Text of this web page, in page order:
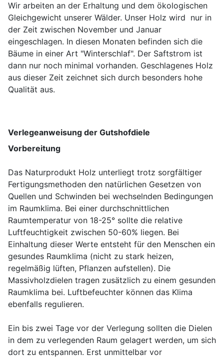
Wir arbeiten an der Erhaltung und dem ökologischen
Gleichgewicht unserer Wälder. Unser Holz wird nur in
der Zeit zwischen November und Januar
eingeschlagen. In diesen Monaten befinden sich die
Bäume in einer Art "Winterschlaf". Der Saftstrom ist
dann nur noch minimal vorhanden. Geschlagenes Holz
aus dieser Zeit zeichnet sich durch besonders hohe
Qualität aus.
Verlegeanweisung der Gutshofdiele
Vorbereitung
Das Naturprodukt Holz unterliegt trotz sorgfältiger
Fertigungsmethoden den natürlichen Gesetzen von
Quellen und Schwinden bei wechselnden Bedingungen
im Raumklima. Bei einer durchschnittlichen
Raumtemperatur von 18-25° sollte die relative
Luftfeuchtigkeit zwischen 50-60% liegen. Bei
Einhaltung dieser Werte entsteht für den Menschen ein
gesundes Raumklima (nicht zu stark heizen,
regelmäßig lüften, Pflanzen aufstellen). Die
Massivholzdielen tragen zusätzlich zu einem gesunden
Raumklima bei. Luftbefeuchter können das Klima
ebenfalls regulieren.
Ein bis zwei Tage vor der Verlegung sollten die Dielen
in dem zu verlegenden Raum gelagert werden, um sich
dort zu entspannen. Erst unmittelbar vor